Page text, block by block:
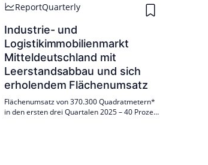
ReportQuarterly
Industrie- und
Logistikimmobilienmarkt
Mitteldeutschland mit
Leerstandsabbau und sich
erholendem Flächenumsatz
Flächenumsatz von 370.300 Quadratmetern*
in den ersten drei Quartalen 2025 – 40 Prozent